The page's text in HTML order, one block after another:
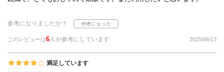
参考になりましたか？
このレビューは6人が参考にしています 2025/06/13
満足しています